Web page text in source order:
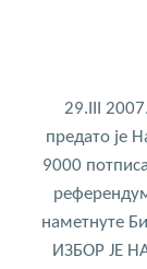
29.III
предато је
9000
наметнуте
ИЗБОР ЈЕ